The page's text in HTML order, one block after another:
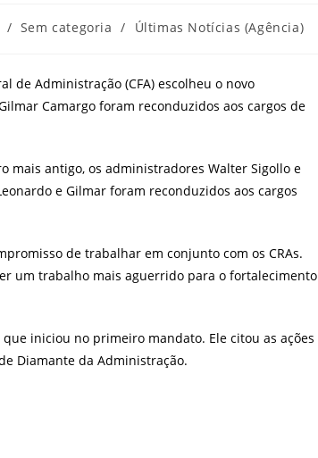
/ Sem categoria / Últimas Notícias (Agência)
de Administração (CFA) escolheu o novo
Camargo foram reconduzidos aos cargos de
mais antigo, os administradores Walter Sigollo e
e Gilmar foram reconduzidos aos cargos
de trabalhar em conjunto com os CRAs.
um trabalho mais aguerrido para o fortalecimento
iniciou no primeiro mandato. Ele citou as ações
Diamante da Administração.